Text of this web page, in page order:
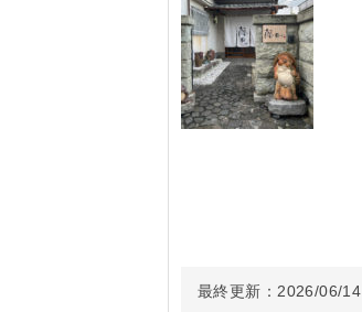
最終更新： 2026/06/14